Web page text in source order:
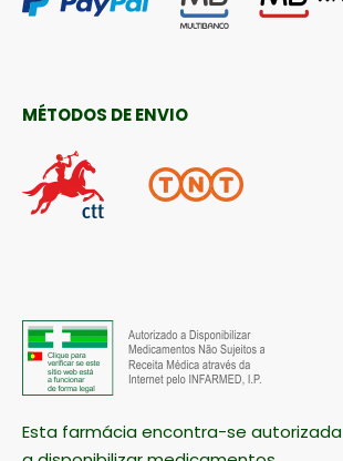
MÉTODOS DE ENVIO
Esta farmácia encontra-se autorizada